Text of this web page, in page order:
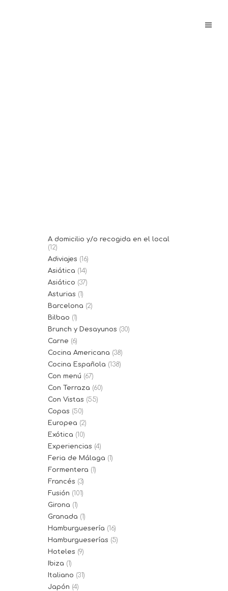
A domicilio y/o recogida en el local
(12)
Adiviajes (16)
Asiática (14)
Asiático (37)
Asturias (1)
Barcelona (2)
Bilbao (1)
Brunch y Desayunos (30)
Carne (6)
Cocina Americana (38)
Cocina Española (138)
Con menú (67)
Con Terraza (60)
Con Vistas (55)
Copas (50)
Europea (2)
Exótica (10)
Experiencias (4)
Feria de Málaga (1)
Formentera (1)
Francés (3)
Fusión (101)
Girona (1)
Granada (1)
Hamburguesería (16)
Hamburgueserías (5)
Hoteles (9)
Ibiza (1)
Italiano (31)
Japón (4)